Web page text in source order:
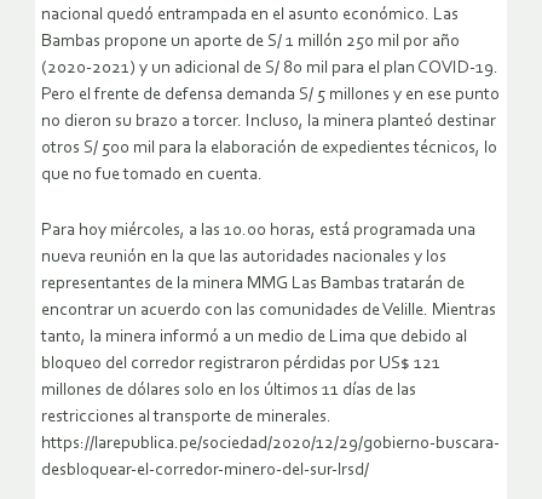
nacional quedó entrampada en el asunto económico. Las
Bambas propone un aporte de S/ 1 millón 250 mil por año
(2020-2021) y un adicional de S/ 80 mil para el plan COVID-19.
Pero el frente de defensa demanda S/ 5 millones y en ese punto
no dieron su brazo a torcer. Incluso, la minera planteó destinar
otros S/ 500 mil para la elaboración de expedientes técnicos, lo
que no fue tomado en cuenta.
Para hoy miércoles, a las 10.00 horas, está programada una
nueva reunión en la que las autoridades nacionales y los
representantes de la minera MMG Las Bambas tratarán de
encontrar un acuerdo con las comunidades de Velille. Mientras
tanto, la minera informó a un medio de Lima que debido al
bloqueo del corredor registraron pérdidas por US$ 121
millones de dólares solo en los últimos 11 días de las
restricciones al transporte de minerales.
https://larepublica.pe/sociedad/2020/12/29/gobierno-buscara-
desbloquear-el-corredor-minero-del-sur-lrsd/